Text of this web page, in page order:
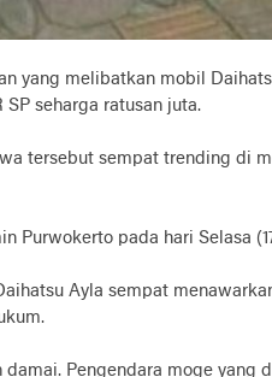
yang melibatkan mobil
SP seharga ratusan juta.
tersebut sempat trending di
Purwokerto pada hari Selasa
Ayla sempat
Pengendara moge yang